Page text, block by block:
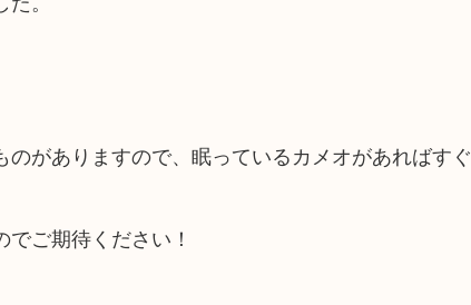
がありますので、眠っているカメオがあればすぐ
ご期待ください！